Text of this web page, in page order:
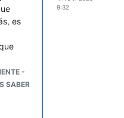
es
-
SABER
9:32